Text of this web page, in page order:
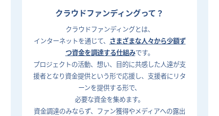
クラウドファンディングって？
クラウドファンディングとは、
インターネットを通じて、 さまざまな人々から少額ず
つ資金を調達する仕組みです。
プロジェクトの活動、想い、目的に共感した人達が支
援者となり資金提供という形で応援し、支援者にリタ
ーンを提供する形で、
必要な資金を集めます。
資金調達のみならず、ファン獲得やメディアへの露出